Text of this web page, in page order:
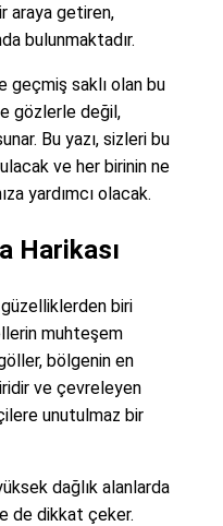
araya getiren,
bulunmaktadır.
geçmiş saklı olan bu
gözlerle değil,
Bu yazı, sizleri bu
ve her birinin ne
yardımcı olacak.
Harikası
biri
muhteşem
bölgenin en
ve çevreleyen
unutulmaz bir
dağlık alanlarda
de dikkat çeker.